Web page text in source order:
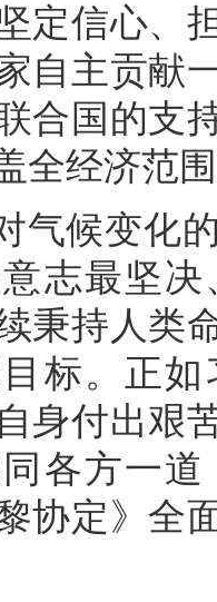
定信心、
自主贡献
合国的支
全经济范
气候变化
志最坚
秉持人类
标。正
身付出艰
各方一
协定》全